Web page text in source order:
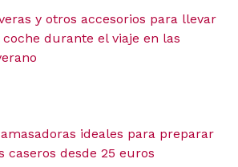
y otros accesorios para llevar
durante el viaje en las
ideales para preparar
caseros desde 25 euros